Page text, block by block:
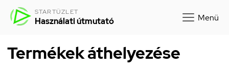
STARTÜZLET
Használati útmutató Menü
Termékek áthelyezése